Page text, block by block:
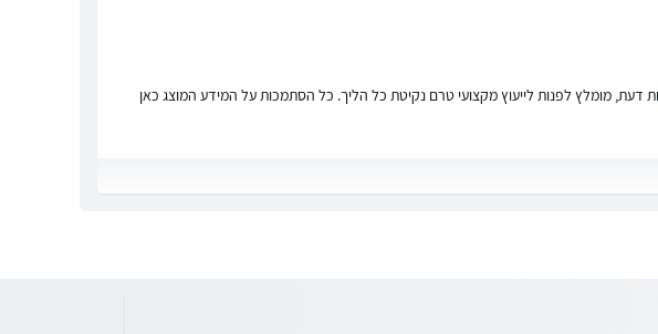
דעת, מומלץ לפנות לייעוץ מקצועי טרם נקיטת כל הליך. כל הסתמכות על המידע המוצג כאן